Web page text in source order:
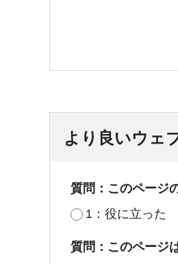
より良いウェ
質問：このページ
1：役に立った
質問：このページ